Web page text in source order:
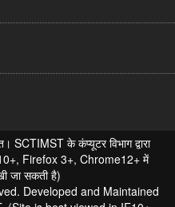
SCTIMST के कंप्यूटर विभाग द्वारा
Firefox 3+, Chrome12+ में
जा सकती है)
Developed and Maintained